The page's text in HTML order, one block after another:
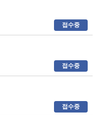
접수중
접수중
접수중